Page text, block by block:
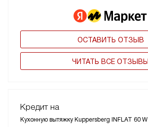
ОСТАВИТЬ ОТЗЫВ
ЧИТАТЬ ВСЕ ОТЗЫВЫ
Кредит на
Кухонную вытяжку Kuppersberg INFLAT 60 W